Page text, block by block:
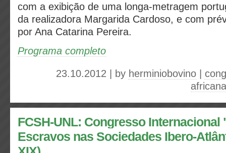
com a exibição de uma longa-metragem
da realizadora Margarida Cardoso, e com
por Ana Catarina Pereira.
Programa completo
23.10.2012 | by herminiobovino
africana
FCSH-UNL: Congresso Internacional
Escravos nas Sociedades Ibero-